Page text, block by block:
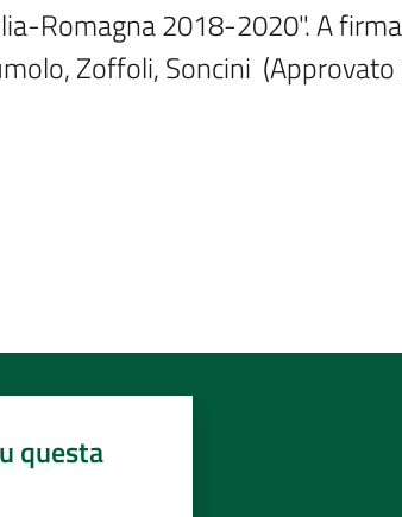
Romagna 2018-2020". A
Zoffoli, Soncini
questa